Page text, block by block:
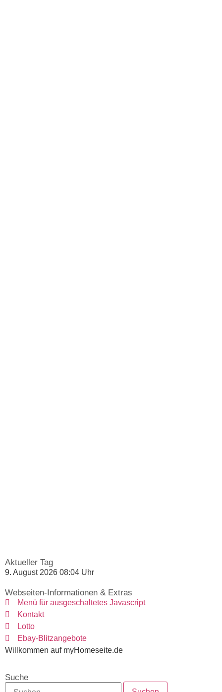
Aktueller Tag
9. August 2026 08:04 Uhr
Webseiten-Informationen & Extras
Menü für ausgeschaltetes Javascript
Kontakt
Lotto
Ebay-Blitzangebote
Willkommen auf myHomeseite.de
Suche